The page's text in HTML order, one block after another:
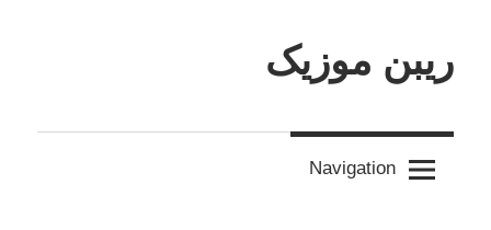
content
ریبن موزیک
mp3
جدید
Navigation